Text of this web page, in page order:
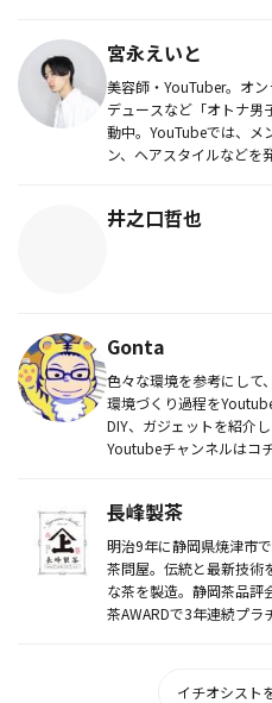
宮永えいと
美容師・YouTuber。オ
デュースなど「オトナ男
動中。YouTubeでは、メ
ン、ヘアスタイルなどを
井之口哲也
Gonta
色々な環境を参考にして
環境づくり過程を
DIY、ガジェットを紹介
Youtubeチャンネルはコ
長峰製茶
明治9年に静岡県焼津市
茶問屋。伝統と最新技術
な茶を製造。静岡茶品評
茶AWARDで3年連続プラ
イチオシスト